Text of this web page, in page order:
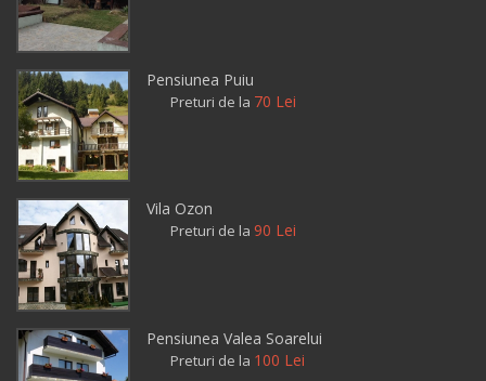
Pensiunea Puiu
Preturi de la 70 Lei
Vila Ozon
Preturi de la 90 Lei
Pensiunea Valea Soarelui
Preturi de la 100 Lei